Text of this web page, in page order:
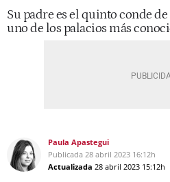
Su padre es el quinto conde
uno de los palacios más
Paula Apastegui
Publicada 28 abril 2023 16:12h
Actualizada 28 abril 2023 15:12h